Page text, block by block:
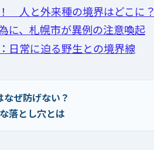
人と外来種の境界はどこに？
に、札幌市が異例の注意喚起
日常に迫る野生との境界線
ぜ防げない？
落とし穴とは